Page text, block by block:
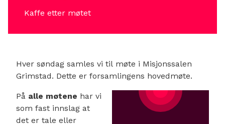
Taler
Misjonsradioen
Kaffe etter møtet
Hver søndag samles vi til møte i Misjonssalen
Grimstad. Dette er forsamlingens hovedmøte.
På alle møtene har vi
som fast innslag at
det er tale eller